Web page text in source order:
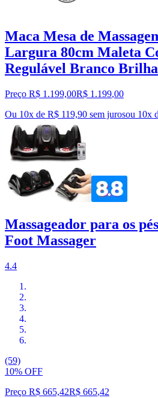
Maca Mesa de
Largura 80cm Maleta
Regulável Branco
Preço R$ 1.199,00R$ 1.199,00
Ou 10x de R$ 119,90 sem jurosou 10x
Massageador para os
Foot Massager
4.4
(59)
10% OFF
Preço R$ 665,42R$ 665,42